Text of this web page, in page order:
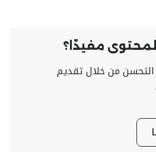
مفيدًا؟
من خلال تقديم